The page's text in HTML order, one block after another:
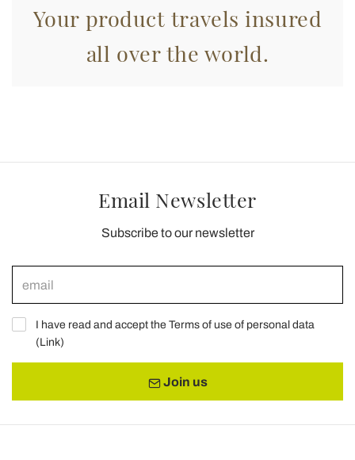
Your product travels insured
all over the world.
Email Newsletter
Subscribe to our newsletter
I have read and accept the Terms of use of personal data
(Link)
Join us